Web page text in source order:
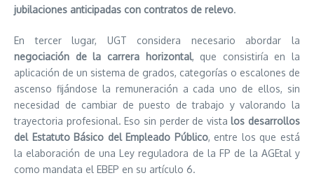
jubilaciones anticipadas con contratos de relevo.
En tercer lugar, UGT considera necesario abordar la
negociación de la carrera horizontal, que consistiría en la
aplicación de un sistema de grados, categorías o escalones de
ascenso fijándose la remuneración a cada uno de ellos, sin
necesidad de cambiar de puesto de trabajo y valorando la
trayectoria profesional. Eso sin perder de vistalos desarrollos
del Estatuto Básico del Empleado Público, entre los que está
la elaboración de una Ley reguladora de la FP de la AGEtal y
como mandata el EBEP en su artículo 6.